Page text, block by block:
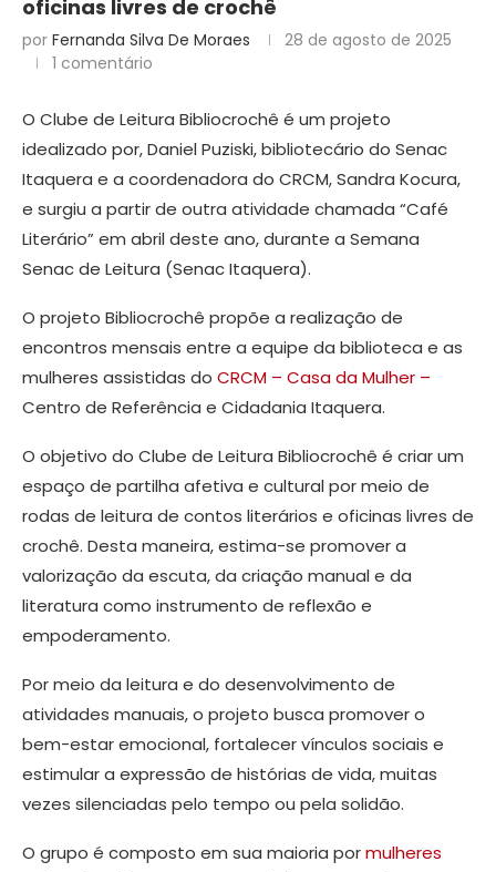
oficinas livres de crochê
por Fernanda Silva De Moraes
28 de agosto de 2025
1 comentário
O Clube de Leitura Bibliocrochê é um projeto
idealizado por, Daniel Puziski, bibliotecário do Senac
Itaquera e a coordenadora do CRCM, Sandra Kocura,
e surgiu a partir de outra atividade chamada “Café
Literário” em abril deste ano, durante a Semana
Senac de Leitura (Senac Itaquera).
O projeto Bibliocrochê propõe a realização de
encontros mensais entre a equipe da biblioteca e as
mulheres assistidas do CRCM – Casa da Mulher –
Centro de Referência e Cidadania Itaquera.
O objetivo do Clube de Leitura Bibliocrochê é criar um
espaço de partilha afetiva e cultural por meio de
rodas de leitura de contos literários e oficinas livres de
crochê. Desta maneira, estima-se promover a
valorização da escuta, da criação manual e da
literatura como instrumento de reflexão e
empoderamento.
Por meio da leitura e do desenvolvimento de
atividades manuais, o projeto busca promover o
bem-estar emocional, fortalecer vínculos sociais e
estimular a expressão de histórias de vida, muitas
vezes silenciadas pelo tempo ou pela solidão.
O grupo é composto em sua maioria pormulheres